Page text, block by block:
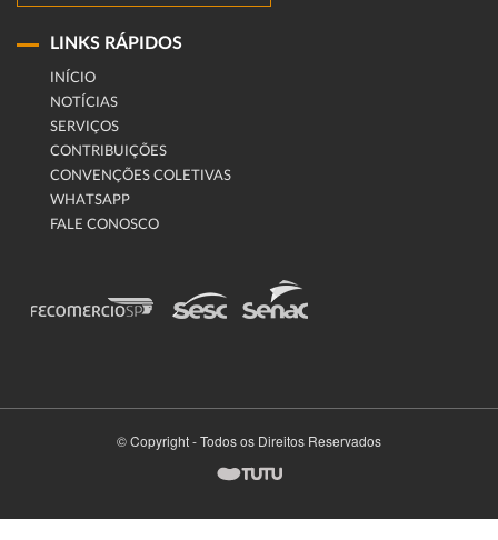
LINKS RÁPIDOS
INÍCIO
NOTÍCIAS
SERVIÇOS
CONTRIBUIÇÕES
CONVENÇÕES COLETIVAS
WHATSAPP
FALE CONOSCO
© Copyright - Todos os Direitos Reservados